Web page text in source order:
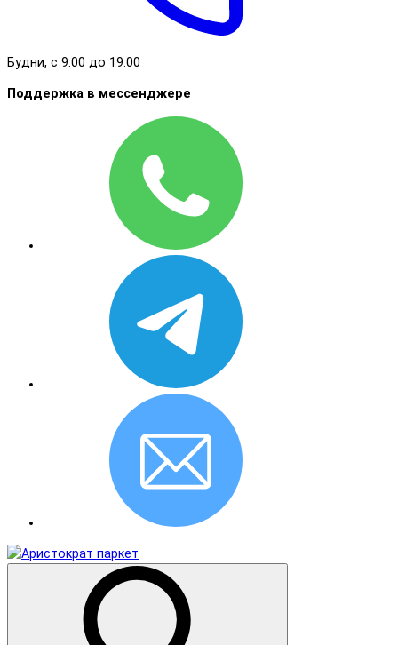
Будни, с 9:00 до 19:00
Поддержка в мессенджере